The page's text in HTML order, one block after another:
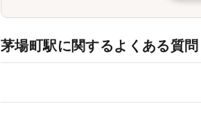
茅場町駅に関するよくある質問